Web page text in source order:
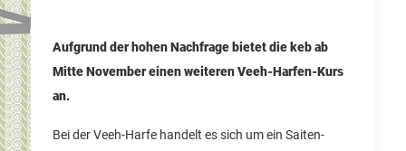
Aufgrund der hohen Nachfrage bietet die keb ab
Mitte November einen weiteren Veeh-Harfen-Kurs
an.
Bei der Veeh-Harfe handelt es sich um ein Saiten-